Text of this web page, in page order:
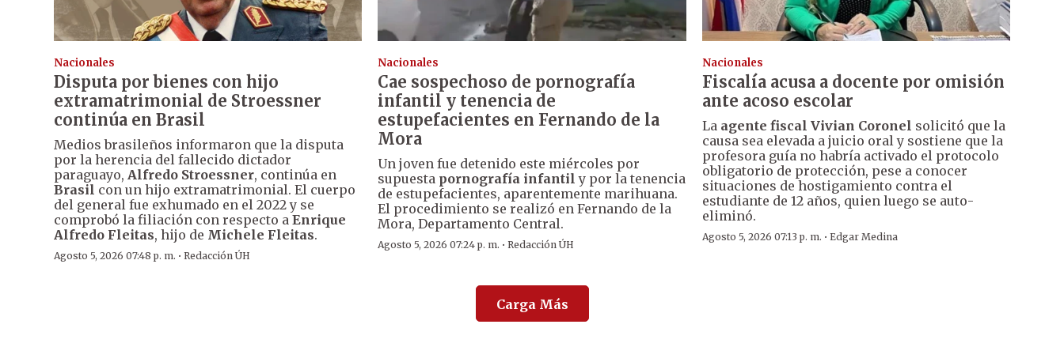
Nacionales
Disputa por bienes con hijo
extramatrimonial de Stroessner
continúa en Brasil
Medios brasileños informaron que la disputa
por la herencia del fallecido dictador
paraguayo, Alfredo Stroessner, continúa en
Brasil con un hijo extramatrimonial. El cuerpo
del general fue exhumado en el 2022 y se
comprobó la filiación con respecto a Enrique
Alfredo Fleitas, hijo de Michele Fleitas.
Agosto 5, 2026 07:48 p. m. · Redacción ÚH
Nacionales
Cae sospechoso de pornografía
infantil y tenencia de
estupefacientes en Fernando de la
Mora
Un joven fue detenido este miércoles por
supuesta pornografía infantil y por la tenencia
de estupefacientes, aparentemente marihuana.
El procedimiento se realizó en Fernando de la
Mora, Departamento Central.
Agosto 5, 2026 07:24 p. m. ·Redacción ÚH
Nacionales
Fiscalía acusa a docente por omisión
ante acoso escolar
La agente fiscal Vivian Coronel solicitó que la
causa sea elevada a juicio oral y sostiene que la
profesora guía no habría activado el protocolo
obligatorio de protección, pese a conocer
situaciones de hostigamiento contra el
estudiante de 12 años, quien luego se auto-
eliminó.
Agosto 5, 2026 07:13 p. m. · Edgar Medina
Carga Más